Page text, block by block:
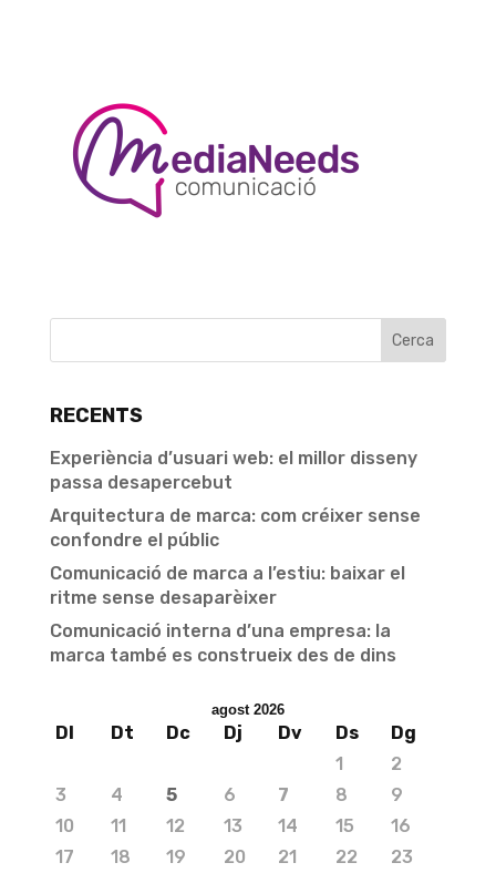
RECENTS
Experiència d’usuari web: el millor disseny
passa desapercebut
Arquitectura de marca: com créixer sense
confondre el públic
Comunicació de marca a l’estiu: baixar el
ritme sense desaparèixer
Comunicació interna d’una empresa: la
marca també es construeix des de dins
agost 2026
Dl Dt Dc Dj Dv Ds
Dg
1
2
3
4 5 6 7 8
9
10
11 12 13 14 15
16
17
18 19 20 21 22 23